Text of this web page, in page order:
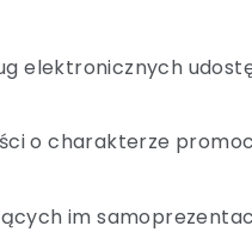
elektronicznych
o charakterze
im